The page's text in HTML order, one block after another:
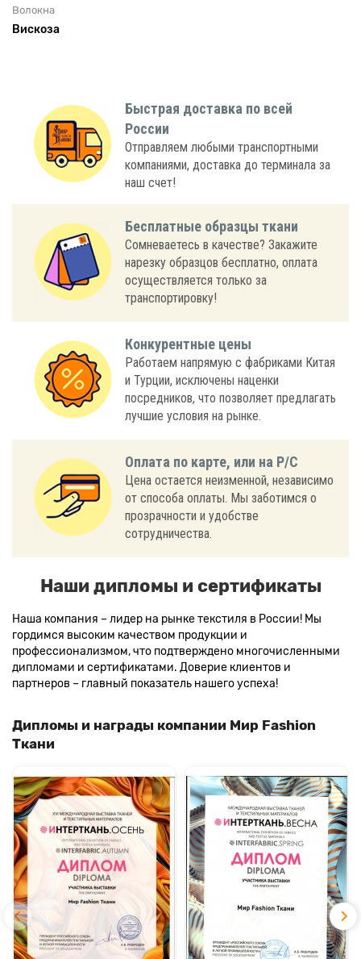
Волокна
Вискоза
Быстрая доставка по всей
России
Отправляем любыми транспортными
компаниями, доставка до терминала за
наш счет!
Бесплатные образцы ткани
Сомневаетесь в качестве? Закажите
нарезку образцов бесплатно, оплата
осуществляется только за
транспортировку!
Конкурентные цены
Работаем напрямую с фабриками Китая
и Турции, исключены наценки
посредников, что позволяет предлагать
лучшие условия на рынке.
Оплата по карте, или на Р/С
Цена остается неизменной, независимо
от способа оплаты. Мы заботимся о
прозрачности и удобстве
сотрудничества.
Наши дипломы и сертификаты
Наша компания – лидер на рынке текстиля в России! Мы
гордимся высоким качеством продукции и
профессионализмом, что подтверждено многочисленными
дипломами и сертификатами. Доверие клиентов и
партнеров – главный показатель нашего успеха!
Дипломы и награды компании Мир Fashion
Ткани